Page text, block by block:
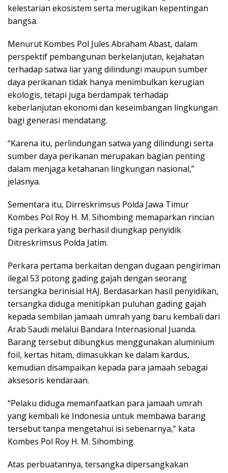
kelestarian ekosistem serta merugikan kepentingan
bangsa.
Menurut Kombes Pol Jules Abraham Abast, dalam
perspektif pembangunan berkelanjutan, kejahatan
terhadap satwa liar yang dilindungi maupun sumber
daya perikanan tidak hanya menimbulkan kerugian
ekologis, tetapi juga berdampak terhadap
keberlanjutan ekonomi dan keseimbangan lingkungan
bagi generasi mendatang.
“Karena itu, perlindungan satwa yang dilindungi serta
sumber daya perikanan merupakan bagian penting
dalam menjaga ketahanan lingkungan nasional,”
jelasnya.
Sementara itu, Dirreskrimsus Polda Jawa Timur
Kombes Pol Roy H. M. Sihombing memaparkan rincian
tiga perkara yang berhasil diungkap penyidik
Ditreskrimsus Polda Jatim.
Perkara pertama berkaitan dengan dugaan pengiriman
ilegal 53 potong gading gajah dengan seorang
tersangka berinisial HAJ. Berdasarkan hasil penyidikan,
tersangka diduga menitipkan puluhan gading gajah
kepada sembilan jamaah umrah yang baru kembali dari
Arab Saudi melalui Bandara Internasional Juanda.
Barang tersebut dibungkus menggunakan aluminium
foil, kertas hitam, dimasukkan ke dalam kardus,
kemudian disampaikan kepada para jamaah sebagai
aksesoris kendaraan.
“Pelaku diduga memanfaatkan para jamaah umrah
yang kembali ke Indonesia untuk membawa barang
tersebut tanpa mengetahui isi sebenarnya,” kata
Kombes Pol Roy H. M. Sihombing.
Atas perbuatannya, tersangka dipersangkakan